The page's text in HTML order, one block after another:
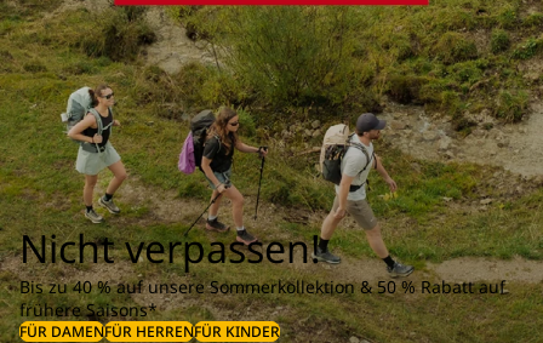
Nicht verpassen!
Bis zu 40 % auf unsere Sommerkollektion & 50 % Rabatt auf
frühere Saisons*
FÜR DAMENFÜR HERRENFÜR KINDER